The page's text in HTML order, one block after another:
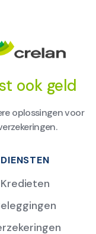
ook geld
oplossingen voor
DIENSTEN
Kredieten